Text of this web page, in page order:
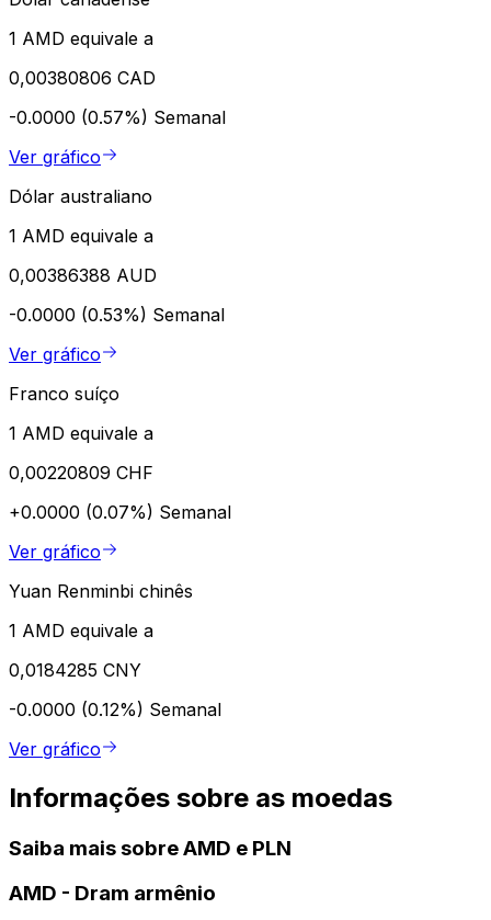
1 AMD equivale a
0,00380806 CAD
-0.0000 (0.57%) Semanal
Ver gráfico
Dólar australiano
1 AMD equivale a
0,00386388 AUD
-0.0000 (0.53%) Semanal
Ver gráfico
Franco suíço
1 AMD equivale a
0,00220809 CHF
+0.0000 (0.07%) Semanal
Ver gráfico
Yuan Renminbi chinês
1 AMD equivale a
0,0184285 CNY
-0.0000 (0.12%) Semanal
Ver gráfico
Informações sobre as moedas
Saiba mais sobre AMD e PLN
AMD - Dram armênio